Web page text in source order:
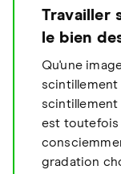
Travailler
le bien
Qu'une
scintillement
scintillement
est toutefois
gradation